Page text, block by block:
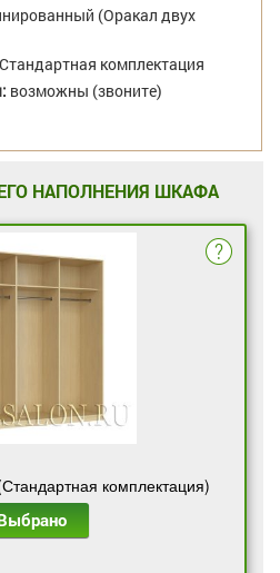
(Оракал двух
Стандартная комплектация
возможны (звоните)
НАПОЛНЕНИЯ ШКАФА
комплектация)